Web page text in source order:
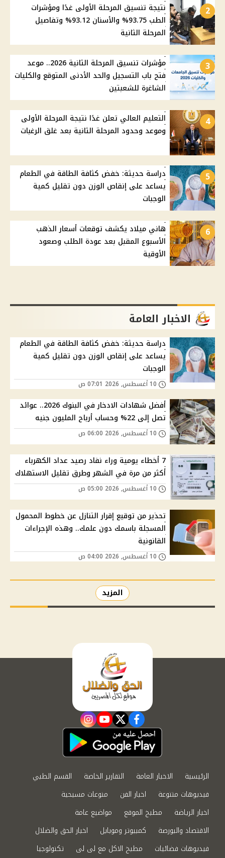
2
نتيجة تنسيق المرحلة الأولى غدًا ومؤشرات
الطب 93.75% والأسنان 93.12% وتفاصيل
المرحلة الثانية
3
مؤشرات تنسيق المرحلة الثانية 2026.. موعد
فتح باب التسجيل والحد الأدنى المتوقع والكليات
الشاغرة للشعبتين
4
التعليم العالي تعلن غدًا نتيجة المرحلة الأولى
وموعد وحدود المرحلة الثانية بعد غلق الرغبات
5
دراسة حديثة: خفض كثافة الطاقة في الطعام
يساعد على إنقاص الوزن دون تقليل كمية
الوجبات
6
هاني ميلاد يكشف توقعات أسعار الذهب
الأسبوع المقبل بعد عودة الطلب وصعود
الأوقية
الاخبار العامة
دراسة حديثة: خفض كثافة الطاقة في الطعام
يساعد على إنقاص الوزن دون تقليل كمية
الوجبات
أفضل شهادات الادخار في البنوك 2026.. عوائد
تصل إلى 22% وحساب أرباح المليون جنيه
7 أخطاء يومية وراء نفاد رصيد عداد الكهرباء
أكثر من مرة في الشهر وطرق تقليل الاستهلاك
تحذير من توقيع إقرار التنازل عن خطوط المحمول
المسجلة باسمك دون علمك.. وهذه الإجراءات
القانونية
المزيد
facebook
twitter
youtube
instagram
الرئيسية الاخبار العامة التقارير الخاصة
القسم الطبي
فيديوهات متنوعة
اخبار الفن
منوعات مسيحية
اخبار الرياضة
مطبخ الموقع
مواضيع عامة
الاقتصاد والبورصة
كمبيوتر وموبايل
اخبار الحق والضلال
فيديوهات فضائيات
مطبخ الاكل مع لى لى تكنولوجيا